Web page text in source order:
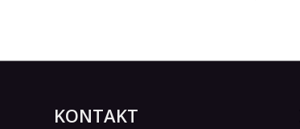
KONTAKT